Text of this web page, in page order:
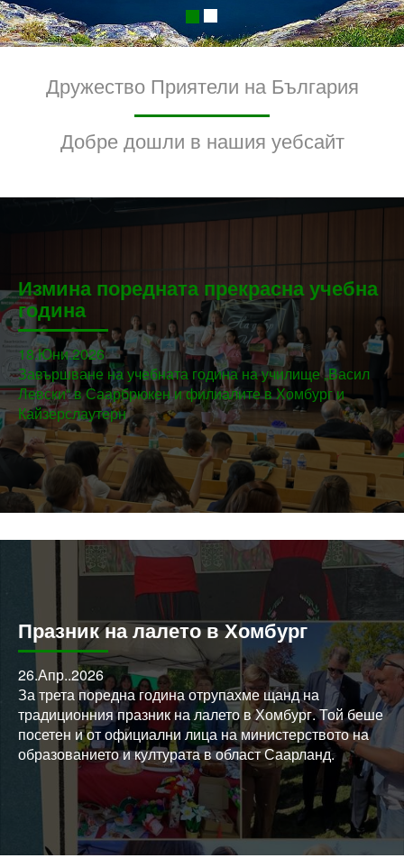
Дружество Приятели на България
Добре дошли в нашия уебсайт
Измина поредната прекрасна учебна
година
18.Юни.2026
Завършване на учебната година на училище „Васил
Левски“ в Саарбрюкен и филиалите в Хомбург и
Кайзерслаутерн
Празник на лалето в Хомбург
26.Апр..2026
За трета поредна година отрупахме щанд на
традиционния празник на лалето в Хомбург. Той беше
посетен и от официални лица на министерството на
образованието и културата в област Саарланд.
На сцената се качиха прекрасните ни танцьори Галин
Благодарим на домакините от немско-турското
дружество!